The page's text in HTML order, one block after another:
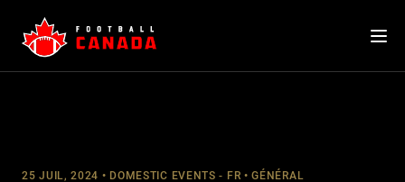
content
25 JUIL, 2024 DOMESTIC EVENTS - FR GÉNÉRAL